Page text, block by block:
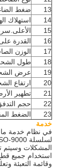
13
ضغط
14
استهلاك
15
16
القدرة
17
الوزن
18
طول
19
عرض
20
ارتفاع
21
تطهير
22
حجم التدفق
23
الضغط
خدمة
في نظام خدمة ما
المشكلات وسيتم
وقائمة التعبئة